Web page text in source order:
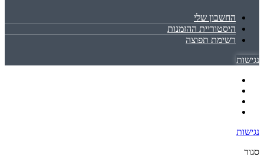
החשבון שלי
היסטוריית ההזמנות
רשימת תפוצה
נגישות
נגישות
סגור